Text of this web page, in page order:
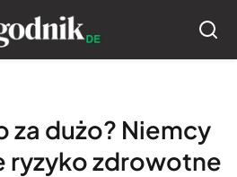
za dużo? Niemcy
ryzyko zdrowotne